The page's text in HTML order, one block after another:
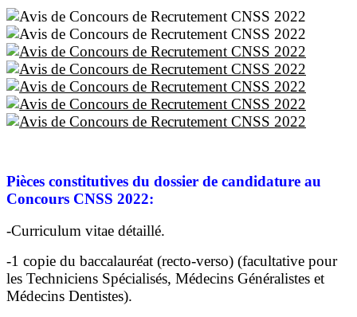
Pièces constitutives du dossier de candidature au
Concours CNSS 2022:
-Curriculum vitae détaillé.
-1 copie du baccalauréat (recto-verso) (facultative pour
les Techniciens Spécialisés, Médecins Généralistes et
Médecins Dentistes).